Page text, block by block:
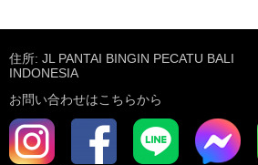
住所: JL PANTAI BINGIN PECATU BALI
INDONESIA
お問い合わせはこちらから